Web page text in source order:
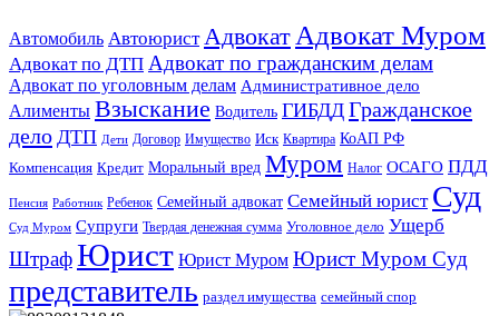
Автомобиль Автоюрист АдвокатАдвокат Муром
Адвокат по ДТП Адвокат по гражданским делам
Адвокат по уголовным делам Административное дело
Алименты Взыскание Водитель ГИБДД Гражданское
дело ДТП Дети Договор Имущество Иск Квартира КоАП РФ
Компенсация Кредит Моральный вред Муром Налог ОСАГО ПДД
Пенсия Работник Ребенок Семейный адвокат Семейный юрист Суд
Суд Муром Супруги Твердая денежная сумма Уголовное дело Ущерб
ШтрафЮрист Юрист Муром Юрист Муром Суд
представитель раздел имущества семейный спор